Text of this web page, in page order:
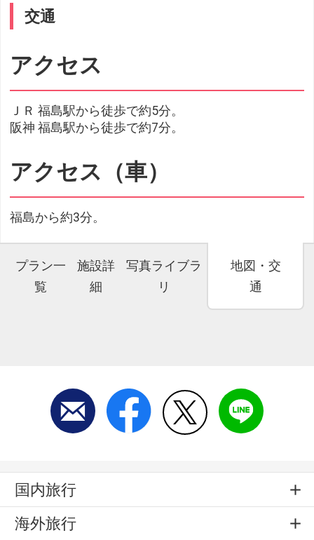
交通
アクセス
ＪＲ 福島駅から徒歩で約5分。
阪神 福島駅から徒歩で約7分。
アクセス（車）
福島から約3分。
プラン一
覧
施設詳
細
写真ライブラ
リ
地図・交
通
国内旅行
海外旅行